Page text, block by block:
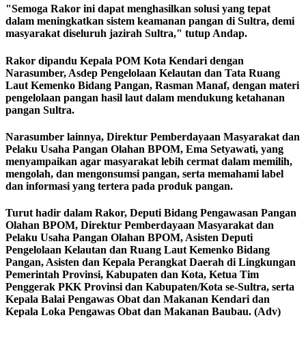
"Semoga Rakor ini dapat menghasilkan solusi yang tepat
dalam meningkatkan sistem keamanan pangan di Sultra, demi
masyarakat diseluruh jazirah Sultra," tutup Andap.
Rakor dipandu Kepala POM Kota Kendari dengan
Narasumber, Asdep Pengelolaan Kelautan dan Tata Ruang
Laut Kemenko Bidang Pangan, Rasman Manaf, dengan materi
pengelolaan pangan hasil laut dalam mendukung ketahanan
pangan Sultra.
Narasumber lainnya, Direktur Pemberdayaan Masyarakat dan
Pelaku Usaha Pangan Olahan BPOM, Ema Setyawati, yang
menyampaikan agar masyarakat lebih cermat dalam memilih,
mengolah, dan mengonsumsi pangan, serta memahami label
dan informasi yang tertera pada produk pangan.
Turut hadir dalam Rakor, Deputi Bidang Pengawasan Pangan
Olahan BPOM, Direktur Pemberdayaan Masyarakat dan
Pelaku Usaha Pangan Olahan BPOM, Asisten Deputi
Pengelolaan Kelautan dan Ruang Laut Kemenko Bidang
Pangan, Asisten dan Kepala Perangkat Daerah di Lingkungan
Pemerintah Provinsi, Kabupaten dan Kota, Ketua Tim
Penggerak PKK Provinsi dan Kabupaten/Kota se-Sultra, serta
Kepala Balai Pengawas Obat dan Makanan Kendari dan
Kepala Loka Pengawas Obat dan Makanan Baubau. (Adv)